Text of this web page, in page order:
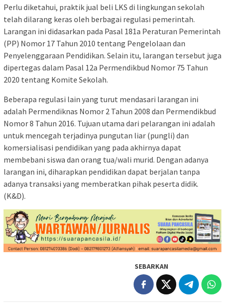
​Perlu diketahui, praktik jual beli LKS di lingkungan sekolah
telah dilarang keras oleh berbagai regulasi pemerintah.
Larangan ini didasarkan pada Pasal 181a Peraturan Pemerintah
(PP) Nomor 17 Tahun 2010 tentang Pengelolaan dan
Penyelenggaraan Pendidikan. Selain itu, larangan tersebut juga
dipertegas dalam Pasal 12a Permendikbud Nomor 75 Tahun
2020 tentang Komite Sekolah.
​Beberapa regulasi lain yang turut mendasari larangan ini
adalah Permendiknas Nomor 2 Tahun 2008 dan Permendikbud
Nomor 8 Tahun 2016. Tujuan utama dari pelarangan ini adalah
untuk mencegah terjadinya pungutan liar (pungli) dan
komersialisasi pendidikan yang pada akhirnya dapat
membebani siswa dan orang tua/wali murid. Dengan adanya
larangan ini, diharapkan pendidikan dapat berjalan tanpa
adanya transaksi yang memberatkan pihak peserta didik.
(K&D).
SEBARKAN